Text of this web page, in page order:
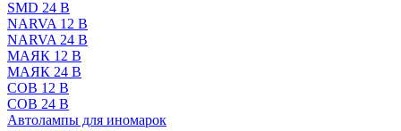
SMD 24 В
NARVA 12 В
NARVA 24 В
МАЯК 12 В
МАЯК 24 В
COB 12 В
COB 24 В
Автолампы для иномарок